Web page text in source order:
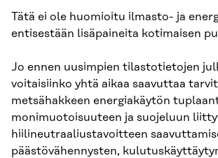
Tätä ei ole huomioitu ilmasto- ja
entisestään lisäpaineita kotimaisen
Jo ennen uusimpien tilastotietojen
voitaisiinko yhtä aikaa saavuttaa
metsähakkeen energiakäytön
monimuotoisuuteen ja suojeluun
hiilineutraaliustavoitteen
päästövähennysten,